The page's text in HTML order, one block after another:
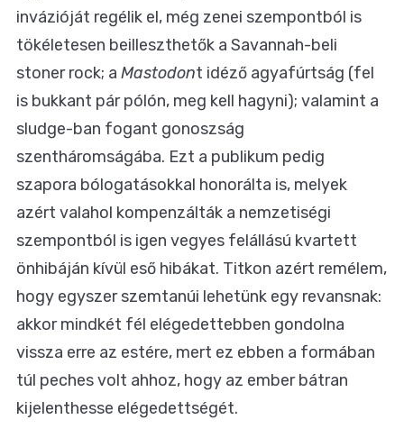
invázióját regélik el, még zenei szempontból is
tökéletesen beilleszthetők a Savannah-beli
stoner rock; a Mastodont idéző agyafúrtság (fel
is bukkant pár pólón, meg kell hagyni); valamint a
sludge-ban fogant gonoszság
szentháromságába. Ezt a publikum pedig
szapora bólogatásokkal honorálta is, melyek
azért valahol kompenzálták a nemzetiségi
szempontból is igen vegyes felállású kvartett
önhibáján kívül eső hibákat. Titkon azért remélem,
hogy egyszer szemtanúi lehetünk egy revansnak:
akkor mindkét fél elégedettebben gondolna
vissza erre az estére, mert ez ebben a formában
túl peches volt ahhoz, hogy az ember bátran
kijelenthesse elégedettségét.